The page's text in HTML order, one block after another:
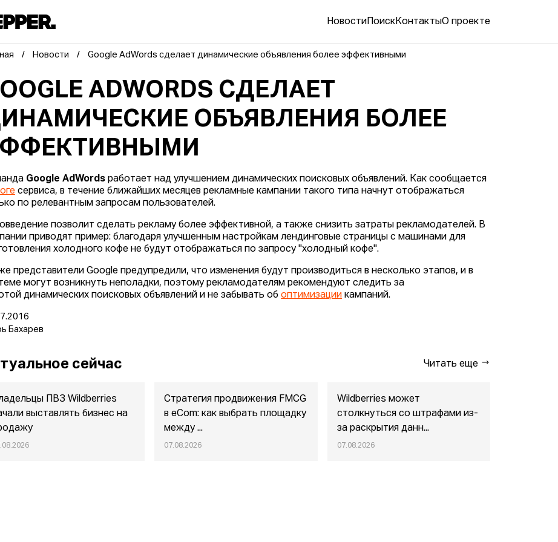
Новости ПоискКонтактыО проекте
Новости Google AdWords сделает динамические объявления более эффективными
ADWORDS СДЕЛАЕТ
ОБЪЯВЛЕНИЯ БОЛЕЕ
Google AdWords работает над улучшением динамических поисковых объявлений. Как сообщается
сервиса, в течение ближайших месяцев рекламные кампании такого типа начнут отображаться
по релевантным запросам пользователей.
позволит сделать рекламу более эффективной, а также снизить затраты рекламодателей. В
приводят пример: благодаря улучшенным настройкам лендинговые страницы с машинами для
холодного кофе не будут отображаться по запросу "холодный кофе".
представители Google предупредили, что изменения будут производиться в несколько этапов, и в
могут возникнуть неполадки, поэтому рекламодателям рекомендуют следить за
динамических поисковых объявлений и не забывать обоптимизации кампаний.
Бахарев
сейчас Читать еще
ПВЗ Wildberries
выставлять бизнес на
Стратегия продвижения FMCG
в eСom: как выбрать площадку
между ...
07.08.2026
Wildberries может
столкнуться со штрафами из-
за раскрытия данн...
07.08.2026